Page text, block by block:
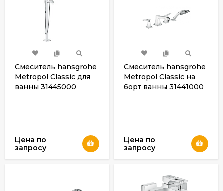
Смеситель hansgrohe
Metropol Classic для
ванны 31445000
Цена по
запросу
Смеситель hansgrohe
Metropol Classic на
борт ванны 31441000
Цена по
запросу